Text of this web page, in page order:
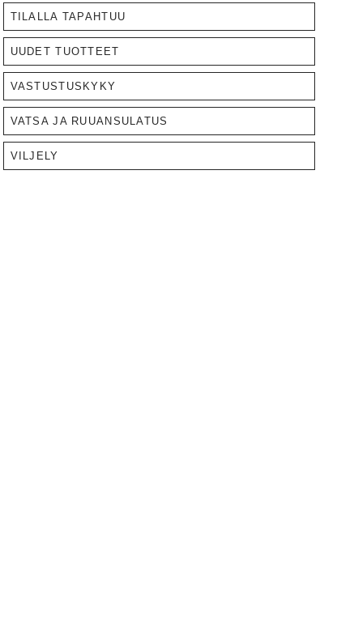
TILALLA TAPAHTUU
UUDET TUOTTEET
VASTUSTUSKYKY
VATSA JA RUUANSULATUS
VILJELY